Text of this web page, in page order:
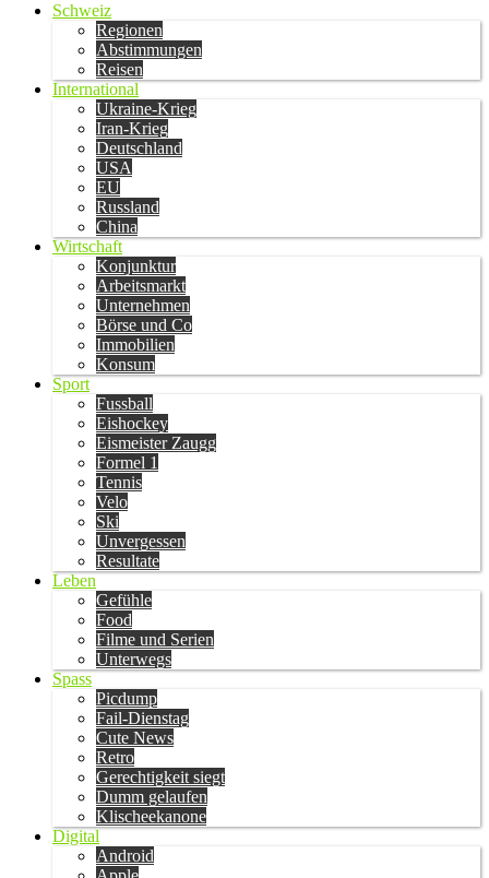
Schweiz
Regionen
Abstimmungen
Reisen
International
Ukraine-Krieg
Iran-Krieg
Deutschland
USA
EU
Russland
China
Wirtschaft
Konjunktur
Arbeitsmarkt
Unternehmen
Börse und Co
Immobilien
Konsum
Sport
Fussball
Eishockey
Eismeister Zaugg
Formel 1
Tennis
Velo
Ski
Unvergessen
Resultate
Leben
Gefühle
Food
Filme und Serien
Unterwegs
Spass
Picdump
Fail-Dienstag
Cute News
Retro
Gerechtigkeit siegt
Dumm gelaufen
Klischeekanone
Digital
Android